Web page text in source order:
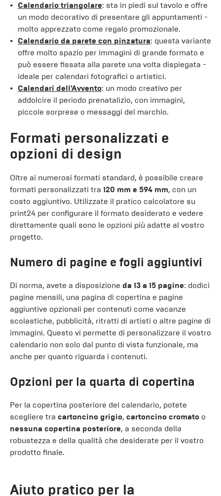
Calendario triangolare: sta in piedi sul tavolo e offre
un modo decorativo di presentare gli appuntamenti -
molto apprezzato come regalo promozionale.
Calendario da parete con pinzatura: questa variante
offre molto spazio per immagini di grande formato e
può essere fissata alla parete una volta dispiegata -
ideale per calendari fotografici o artistici.
Calendari dell'Avvento: un modo creativo per
addolcire il periodo prenatalizio, con immagini,
piccole sorprese o messaggi del marchio.
Formati personalizzati e
opzioni di design
Oltre ai numerosi formati standard, è possibile creare
formati personalizzati tra 120 mm e 594 mm, con un
costo aggiuntivo. Utilizzate il pratico calcolatore su
print24 per configurare il formato desiderato e vedere
direttamente quali sono le opzioni più adatte al vostro
progetto.
Numero di pagine e fogli aggiuntivi
Di norma, avete a disposizione da 13 a 15 pagine: dodici
pagine mensili, una pagina di copertina e pagine
aggiuntive opzionali per contenuti come vacanze
scolastiche, pubblicità, ritratti di artisti o altre pagine di
immagini. Questo vi permette di personalizzare il vostro
calendario non solo dal punto di vista funzionale, ma
anche per quanto riguarda i contenuti.
Opzioni per la quarta di copertina
Per la copertina posteriore del calendario, potete
scegliere tra cartoncino grigio, cartoncino cromato o
nessuna copertina posteriore, a seconda della
robustezza e della qualità che desiderate per il vostro
prodotto finale.
Aiuto pratico per la